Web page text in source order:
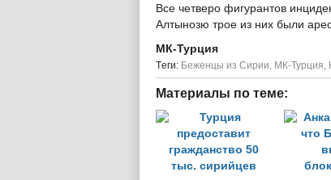
Все четверо фигурантов
Алтынозю трое из них были
МК-Турция
Tеги: Беженцы из Сирии, МК-Турция,
Материалы по теме: